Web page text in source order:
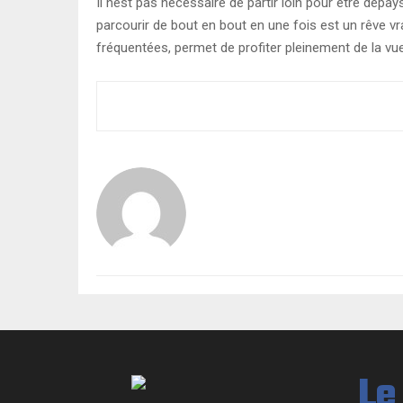
parcourir de bout en bout en une fois est un rêve
fréquentées, permet de profiter pleinement de la